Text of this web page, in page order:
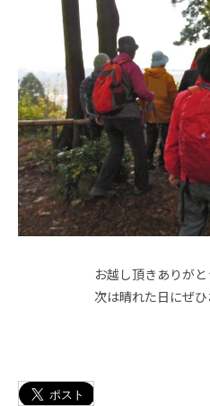
お越し頂きありがと
次は晴れた日にぜひ